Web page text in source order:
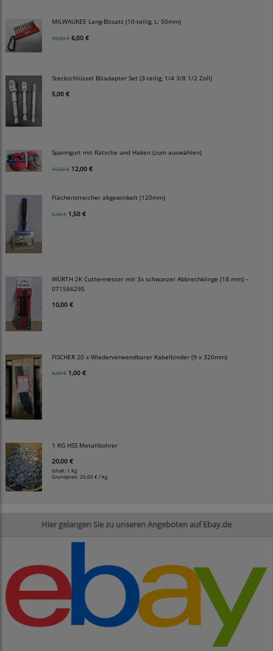
MILWAUKEE Lang-Bitsatz (10-teilig, L: 50mm)
10,00 € 6,00 €
Steckschlüssel Bitadapter Set (3-teilig, 1/4 3/8 1/2 Zoll)
5,00 €
Spanngurt mit Ratsche und Haken (zum auswählen)
15,00 € 12,00 €
Flächenstreicher abgewinkelt (120mm)
5,00 € 1,50 €
WÜRTH 2K Cuttermesser mit 3x schwarzer Abbrechklinge (18 mm) –
071566295
10,00 €
FISCHER 20 x Wiederverwendbarer Kabelbinder (9 x 320mm)
4,00 € 1,00 €
1 KG HSS Metallbohrer
20,00 €
Inhalt: 1 Kg
Grundpreis: 20,00 € / Kg
Hier gelangen Sie zu unseren Angeboten auf Ebay.de